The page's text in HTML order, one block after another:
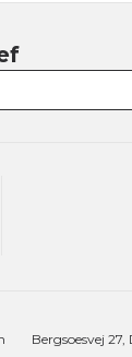
Bergsoesvej